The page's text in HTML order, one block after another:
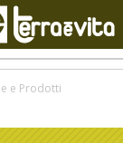
e Prodotti